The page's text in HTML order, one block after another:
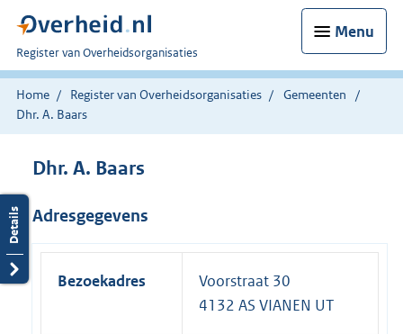
Menu
U
bent
nu
hier:
Register van Overheidsorganisaties
Home Register van Overheidsorganisaties
Gemeenten
Dhr. A. Baars
Dhr. A. Baars
Adresgegevens
Bezoekadres
Voorstraat 30
4132 AS VIANEN UT